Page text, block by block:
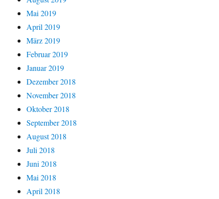
Mai 2019
April 2019
März 2019
Februar 2019
Januar 2019
Dezember 2018
November 2018
Oktober 2018
September 2018
August 2018
Juli 2018
Juni 2018
Mai 2018
April 2018